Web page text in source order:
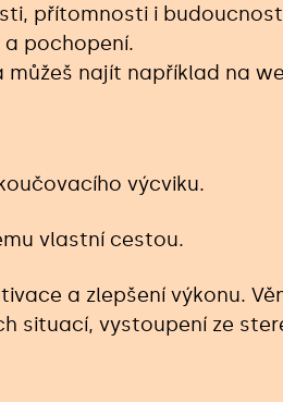
přítomnosti i
pochopení.
můžeš najít například na
výcviku.
vlastní cestou.
a zlepšení výkonu.
situací, vystoupení ze